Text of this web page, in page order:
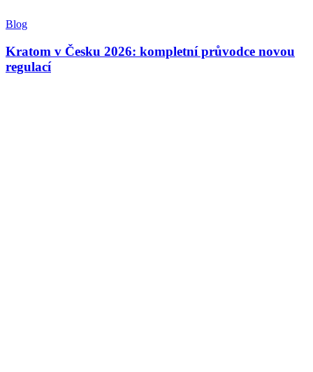
Blog
Kratom v Česku 2026: kompletní průvodce novou
regulací